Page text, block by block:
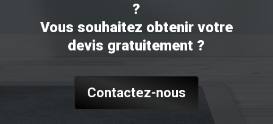
?
Vous souhaitez obtenir votre
devis gratuitement ?
Contactez-nous